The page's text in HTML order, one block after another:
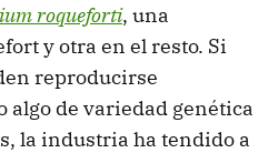
roqueforti, una
y otra en el resto. Si
reproducirse
algo de variedad genética
la industria ha tendido a